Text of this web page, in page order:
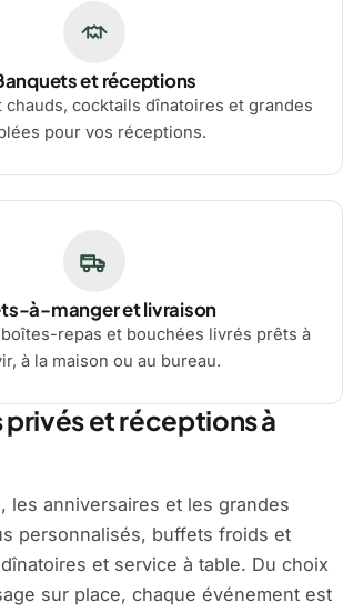
et réceptions
chauds, cocktails dînatoires et grandes
pour vos réceptions.
à-manger et livraison
repas et bouchées livrés prêts à
à la maison ou au bureau.
privés et réceptions à
les anniversaires et les grandes
personnalisés, buffets froids et
et service à table. Du choix
sur place, chaque événement est